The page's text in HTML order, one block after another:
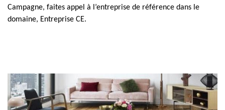
Campagne, faites appel à l’entreprise de référence dans le
domaine, Entreprise CE.